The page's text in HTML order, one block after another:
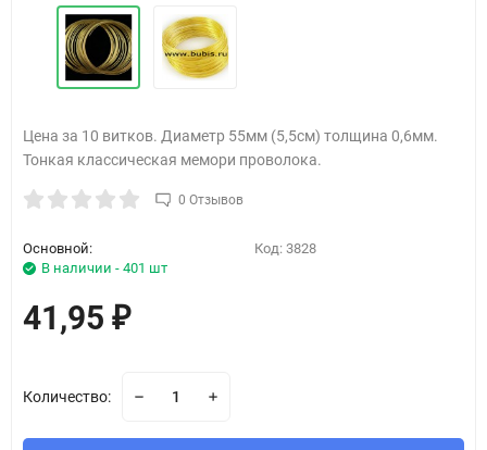
Цена за 10 витков. Диаметр 55мм (5,5см) толщина 0,6мм.
Тонкая классическая мемори проволока.
0 Отзывов
Основной:
В наличии - 401 шт
Код: 3828
41,95 ₽
Количество: